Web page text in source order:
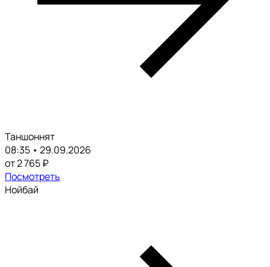
Таншоннят
08:35 • 29.09.2026
от 2 765 ₽
Посмотреть
Нойбай